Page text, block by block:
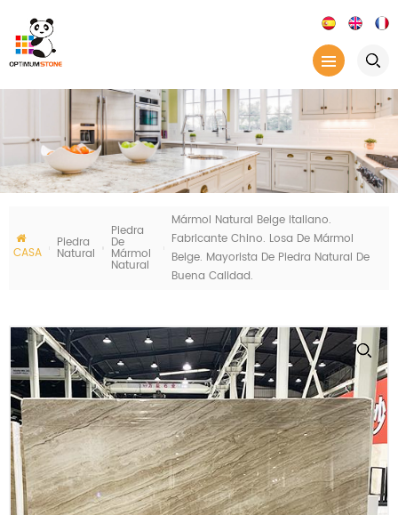
CASA
Piedra
Natural
Piedra
De
Mármol
Natural
Mármol Natural Beige Italiano.
Fabricante Chino. Losa De Mármol
Beige. Mayorista De Piedra Natural De
Buena Calidad.